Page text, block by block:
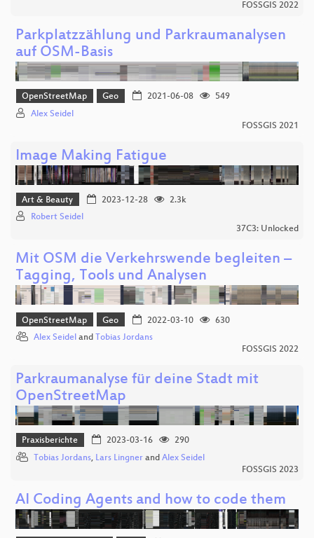
FOSSGIS 2022
Parkplatzzählung und Parkraumanalysen
auf OSM-Basis
OpenStreetMap Geo 2021-06-08
549
Alex Seidel
FOSSGIS 2021
Image Making Fatigue
Art & Beauty 2023-12-28
2.3k
Robert Seidel
37C3: Unlocked
Mit OSM die Verkehrswende begleiten –
Tagging, Tools und Analysen
OpenStreetMap Geo 2022-03-10
630
Alex Seidel and Tobias Jordans
FOSSGIS 2022
Parkraumanalyse für deine Stadt mit
OpenStreetMap
Praxisberichte 2023-03-16
290
Tobias Jordans, Lars Lingner and Alex Seidel
FOSSGIS 2023
AI Coding Agents and how to code them